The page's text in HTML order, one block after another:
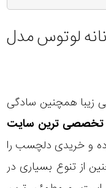
لوتوس مدل
زیبا همچنین سادگی
تخصصی ترین سایت
و خریدی دلچسب را
از تنوع بسیاری در